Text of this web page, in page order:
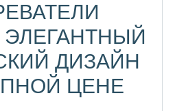
стали
ДИЗАЙН
ЦЕНЕ